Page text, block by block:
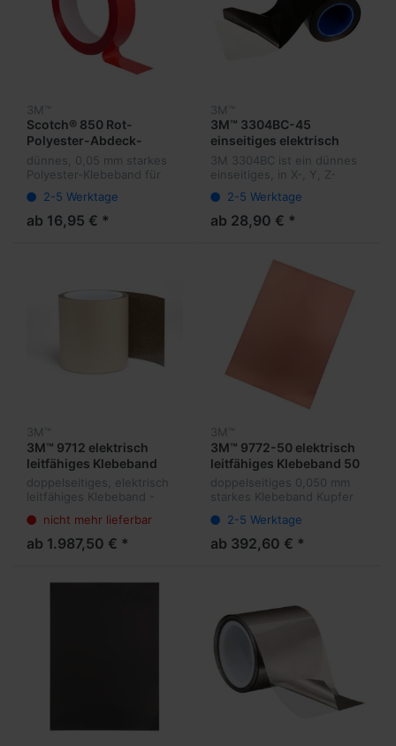
3M™
Scotch® 850 Rot-
Polyester-Abdeck-
Klebeband
dünnes, 0,05 mm starkes
Polyester-Klebeband für
Anwendungen. Farbe rot
2-5 Werktage
ab 16,95 € *
3M™
3M™ 3304BC-45
einseitiges elektrisch
leitfähiges Klebeband
0,045 mm
3M 3304BC ist ein dünnes
einseitiges, in X-, Y, Z-
Klebeband
2-5 Werktage
ab 28,90 € *
3M™
3M™ 9712 elektrisch
leitfähiges Klebeband
0,050 mm
doppelseitiges, elektrisch
leitfähiges Klebeband -
nicht mehr lieferbar
ab 1.987,50 € *
3M™
3M™ 9772-50 elektrisch
leitfähiges Klebeband 50
my
doppelseitiges 0,050 mm
starkes Klebeband Kupfer
2-5 Werktage
ab 392,60 € *